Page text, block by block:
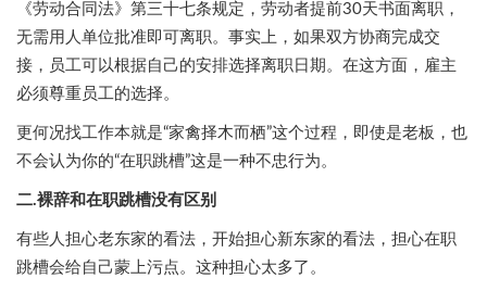
《劳动合同法》第三十七条规定，劳动者提前30天书面离职，
无需用人单位批准即可离职。事实上，如果双方协商完成交
接，员工可以根据自己的安排选择离职日期。在这方面，雇主
必须尊重员工的选择。
更何况找工作本就是“家禽择木而栖”这个过程，即使是老板，也
不会认为你的“在职跳槽”这是一种不忠行为。
二.裸辞和在职跳槽没有区别
有些人担心老东家的看法，开始担心新东家的看法，担心在职
跳槽会给自己蒙上污点。这种担心太多了。